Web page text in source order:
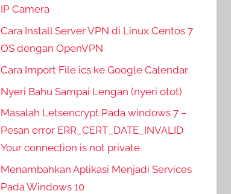
IP Camera
Cara Install Server VPN di Linux Centos 7
OS dengan OpenVPN
Cara Import File ics ke Google Calendar
Nyeri Bahu Sampai Lengan (nyeri otot)
Masalah Letsencrypt Pada windows 7 –
Pesan error ERR_CERT_DATE_INVALID
Your connection is not private
Menambahkan Aplikasi Menjadi Services
Pada Windows 10